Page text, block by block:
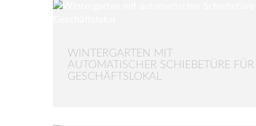
WINTERGARTEN MIT
AUTOMATISCHER SCHIEBETÜRE FÜR
GESCHÄFTSLOKAL